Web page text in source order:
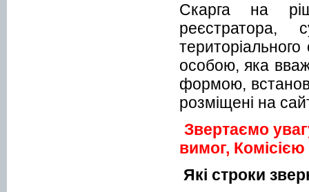
Скарга на
реєстратора,
особою, яка
формою,
розміщені на
Звертаємо
вимог,
Які строки